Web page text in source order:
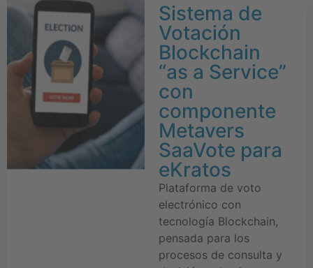
Sistema de
Votación
Blockchain
“as a Service”
con
componente
Metavers
SaaVote para
eKratos
Plataforma de voto
electrónico con
tecnología Blockchain,
pensada para los
procesos de consulta y